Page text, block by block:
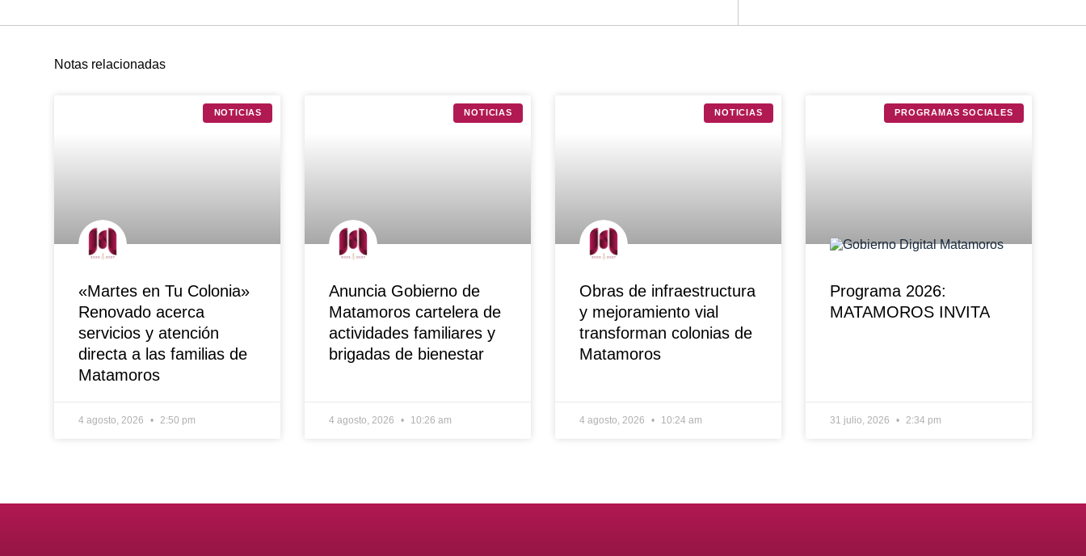
Notas relacionadas
NOTICIAS
«Martes en Tu Colonia»
Renovado acerca
servicios y atención
directa a las familias de
Matamoros
4 agosto, 2026 2:50 pm
NOTICIAS
Anuncia Gobierno de
Matamoros cartelera de
actividades familiares y
brigadas de bienestar
4 agosto, 2026 10:26 am
NOTICIAS
Obras de infraestructura
y mejoramiento vial
transforman colonias de
Matamoros
4 agosto, 2026 10:24 am
PROGRAMAS SOCIALES
Programa 2026:
MATAMOROS INVITA
31 julio, 2026 2:34 pm